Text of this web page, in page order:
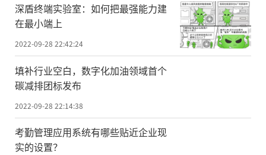
深盾终端实验室：如何把最强能力建
在最小端上
2022-09-28 22:42:24
填补行业空白，数字化加油领域首个
碳减排团标发布
2022-09-28 22:14:38
考勤管理应用系统有哪些贴近企业现
实的设置？